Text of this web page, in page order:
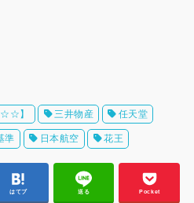
】 三井物産 任天堂
準 日本航空 花王
はてブ 送る Pocket